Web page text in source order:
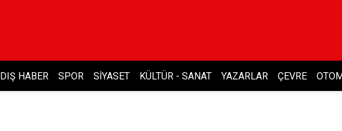
DIŞ HABER SPOR SIYASET KÜLTÜR - SANAT YAZARLAR ÇEVRE